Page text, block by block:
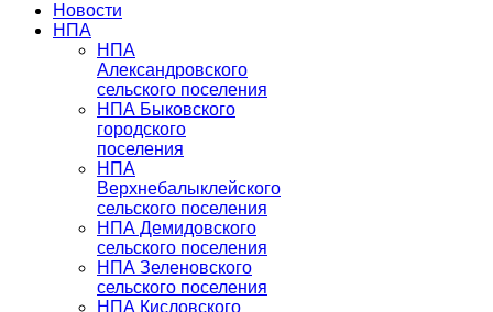
Новости
НПА
НПА
Александровского
сельского поселения
НПА Быковского
городского
поселения
НПА
Верхнебалыклейского
сельского поселения
НПА Демидовского
сельского поселения
НПА Зеленовского
сельского поселения
НПА Кисловского